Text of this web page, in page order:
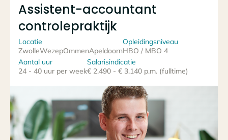
Assistent-accountant
controlepraktijk
Locatie
ZwolleWezepOmmenApeldoorn
Opleidingsniveau
HBO / MBO 4
Aantal uur
24 - 40 uur per week
Salarisindicatie
€ 2.490 - € 3.140 p.m. (fulltime)